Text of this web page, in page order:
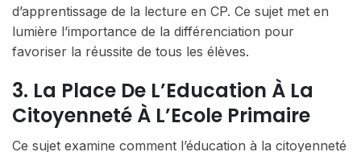
d’apprentissage de la lecture en CP. Ce sujet met en
lumière l’importance de la différenciation pour
favoriser la réussite de tous les élèves.
3. La Place De L’Education À La
Citoyenneté À L’Ecole Primaire
Ce sujet examine comment l’éducation à la citoyenneté